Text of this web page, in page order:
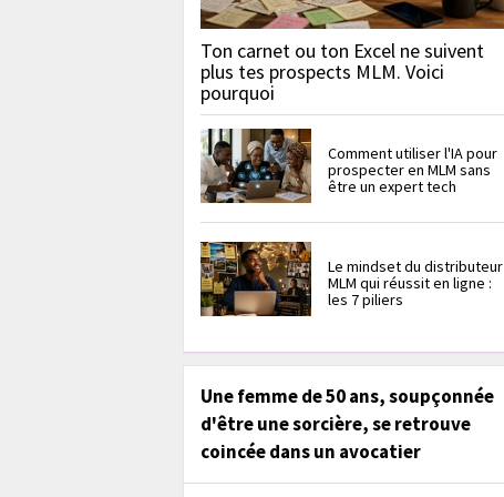
Ton carnet ou ton Excel ne suivent
plus tes prospects MLM. Voici
pourquoi
Comment utiliser l'IA pour
prospecter en MLM sans
être un expert tech
Le mindset du distributeur
MLM qui réussit en ligne :
les 7 piliers
Une femme de 50 ans, soupçonnée
d'être une sorcière, se retrouve
coincée dans un avocatier